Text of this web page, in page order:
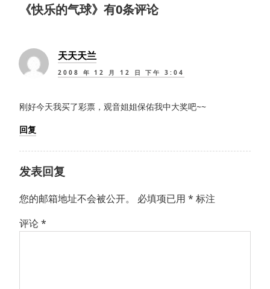
《快乐的气球》有0条评论
天天天兰
2008 年 12 月 12 日 下午 3:04
刚好今天我买了彩票，观音姐姐保佑我中大奖吧~~
回复
发表回复
您的邮箱地址不会被公开。 必填项已用 * 标注
评论*